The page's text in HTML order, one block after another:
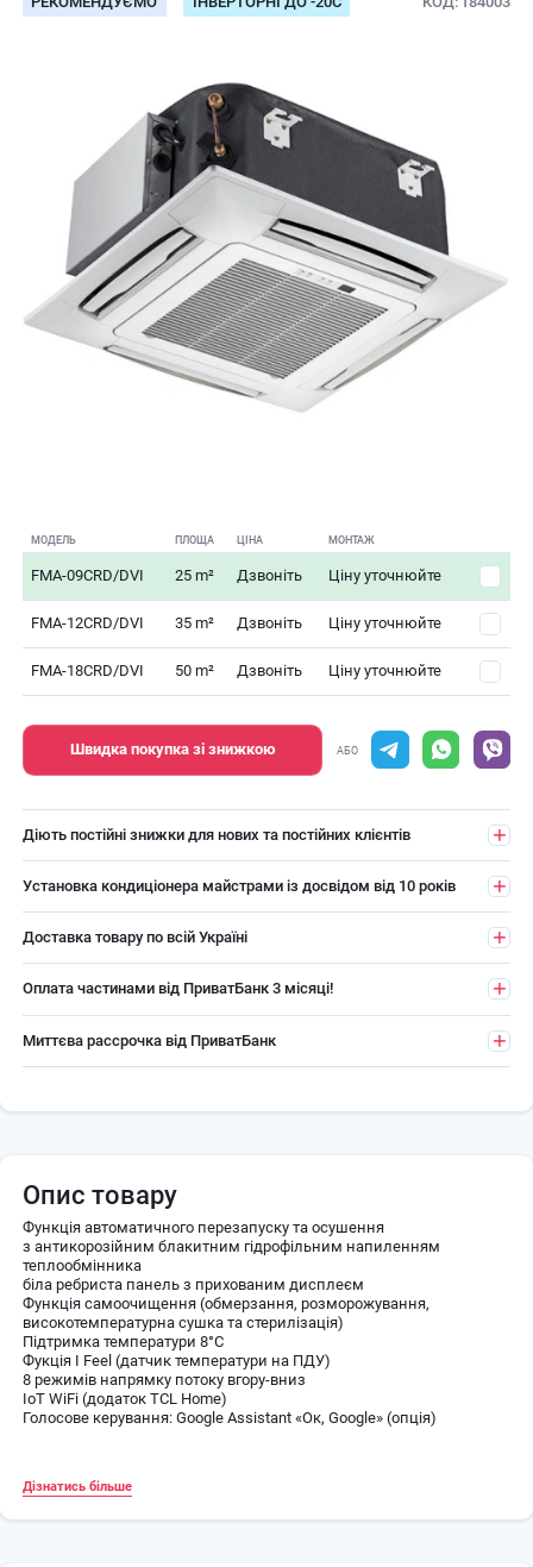
МОДЕЛЬ ПЛОЩА ЦІНА МОНТАЖ
FMA-09CRD/DVI 25 m² Дзвоніть Ціну уточнюйте
FMA-12CRD/DVI 35 m² Дзвоніть Ціну уточнюйте
FMA-18CRD/DVI 50 m² Дзвоніть Ціну уточнюйте
Швидка покупка зі знижкою АБО
Діють постійні знижки для нових та постійних клієнтів
Установка кондиціонера майстрами із досвідом від 10 років
Доставка товару по всій Україні
Оплата частинами від ПриватБанк 3 місяці!
Миттєва рассрочка від ПриватБанк
Опис товару
Функція автоматичного перезапуску та осушення
з антикорозійним блакитним гідрофільним напиленням
теплообмінника
біла ребриста панель з прихованим дисплеєм
Функція самоочищення (обмерзання, розморожування,
високотемпературна сушка та стерилізація)
Підтримка температури 8°С
Фукція I Feel (датчик температури на ПДУ)
8 режимів напрямку потоку вгору-вниз
IoT WiFi (додаток TCL Home)
Голосове керування: Google Assistant «Ок, Google» (опція)
Дізнатись більше